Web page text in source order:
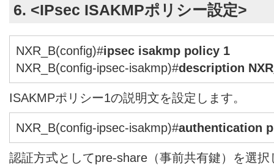
6. <IPsec ISAKMPポリシー設定>
NXR_B(config)#ipsec isakmp policy 1
NXR_B(config-ipsec-isakmp)#description
ISAKMPポリシー1の説明文を設定します。
NXR_B(config-ipsec-isakmp)#authentication
認証方式としてpre-share（事前共有鍵）を選